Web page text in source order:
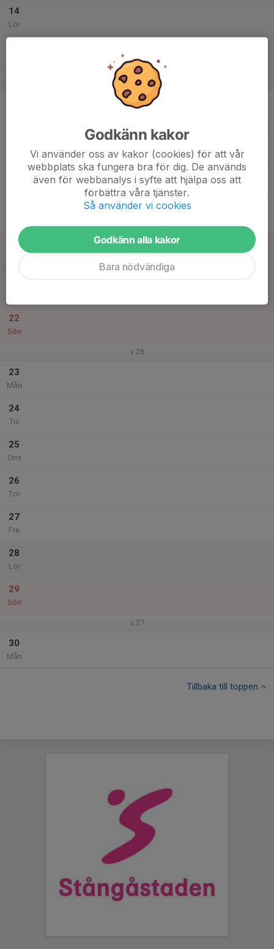
14
Lör
v.25
20
22
Sön
v.26
23
Mån
24
Tis
25
Ons
26
Tor
27
Fre
28
Lör
29
Sön
v.27
30
Mån
Tillbaka till toppen
Godkänn kakor
Vi använder oss av kakor (cookies) för att vår
webbplats ska fungera bra för dig. De används
även för webbanalys i syfte att hjälpa oss att
förbättra våra tjänster.
Så använder vi cookies
Godkänn alla kakor
Bara nödvändiga